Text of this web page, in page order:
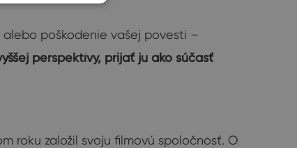
alebo poškodenie vašej povesti –
perspektívy, prijať ju ako súčasť
roku založil svoju filmovú spoločnosť. O